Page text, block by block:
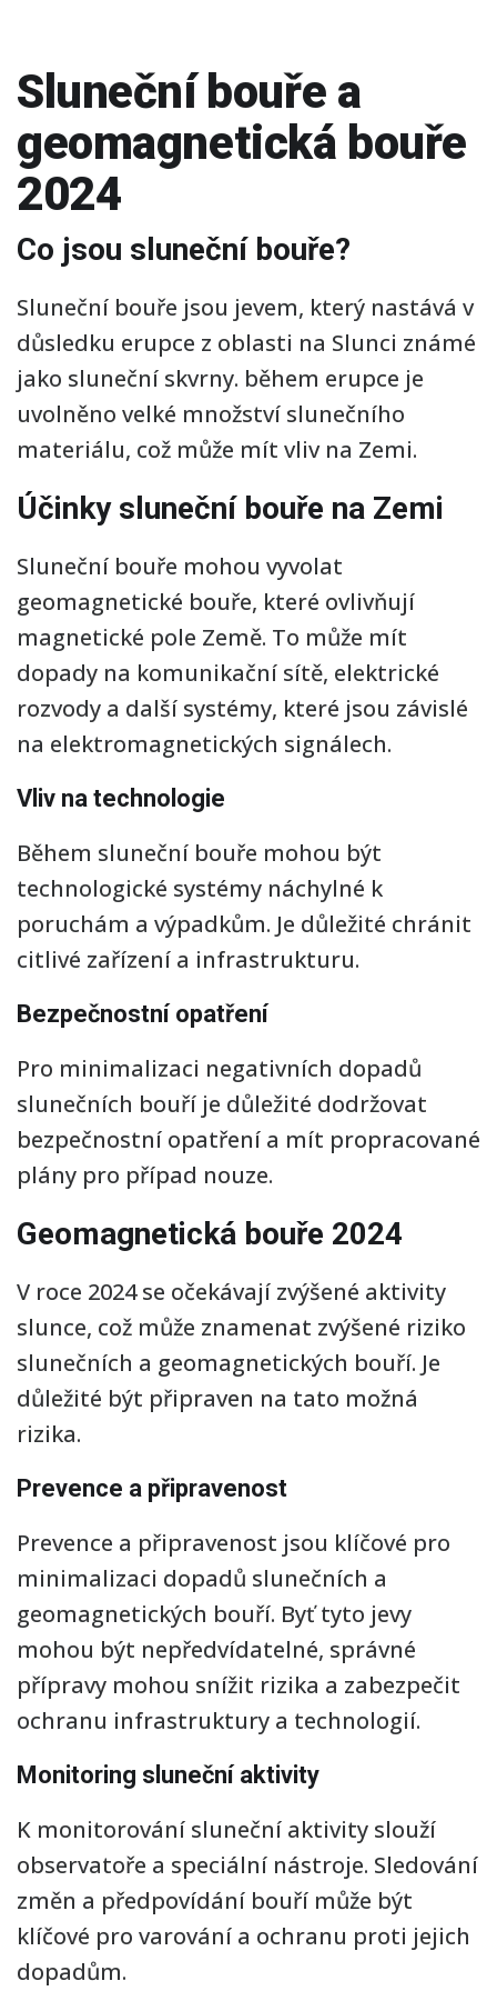
Sluneční bouře a
geomagnetická bouře
2024
Co jsou sluneční bouře?
Sluneční bouře jsou jevem, který nastává v
důsledku erupce z oblasti na Slunci známé
jako sluneční skvrny. během erupce je
uvolněno velké množství slunečního
materiálu, což může mít vliv na Zemi.
Účinky sluneční bouře na Zemi
Sluneční bouře mohou vyvolat
geomagnetické bouře, které ovlivňují
magnetické pole Země. To může mít
dopady na komunikační sítě, elektrické
rozvody a další systémy, které jsou závislé
na elektromagnetických signálech.
Vliv na technologie
Během sluneční bouře mohou být
technologické systémy náchylné k
poruchám a výpadkům. Je důležité chránit
citlivé zařízení a infrastrukturu.
Bezpečnostní opatření
Pro minimalizaci negativních dopadů
slunečních bouří je důležité dodržovat
bezpečnostní opatření a mít propracované
plány pro případ nouze.
Geomagnetická bouře 2024
V roce 2024 se očekávají zvýšené aktivity
slunce, což může znamenat zvýšené riziko
slunečních a geomagnetických bouří. Je
důležité být připraven na tato možná
rizika.
Prevence a připravenost
Prevence a připravenost jsou klíčové pro
minimalizaci dopadů slunečních a
geomagnetických bouří. Byť tyto jevy
mohou být nepředvídatelné, správné
přípravy mohou snížit rizika a zabezpečit
ochranu infrastruktury a technologií.
Monitoring sluneční aktivity
K monitorování sluneční aktivity slouží
observatoře a speciální nástroje. Sledování
změn a předpovídání bouří může být
klíčové pro varování a ochranu proti jejich
dopadům.